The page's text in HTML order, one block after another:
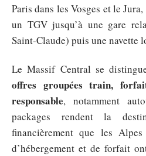
Paris dans les Vosges et le
un TGV jusqu’à une gare
Saint-Claude) puis une navette
Le Massif Central se
offres groupées train,
responsable, notamment
packages rendent la
financièrement que les
d’hébergement et de forfait